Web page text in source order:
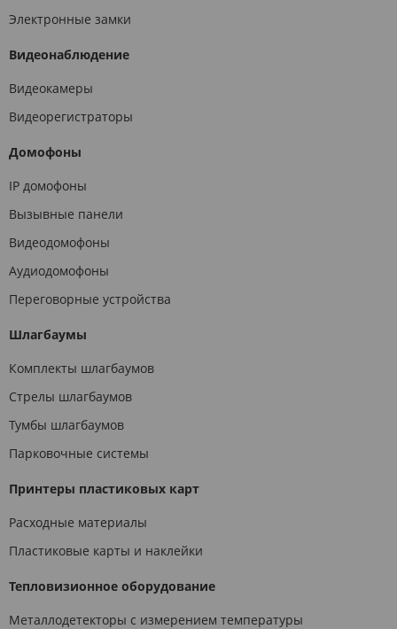
Электронные замки
Видеонаблюдение
Видеокамеры
Видеорегистраторы
Домофоны
IP домофоны
Вызывные панели
Видеодомофоны
Аудиодомофоны
Переговорные устройства
Шлагбаумы
Комплекты шлагбаумов
Стрелы шлагбаумов
Тумбы шлагбаумов
Парковочные системы
Принтеры пластиковых карт
Расходные материалы
Пластиковые карты и наклейки
Тепловизионное оборудование
Металлодетекторы с измерением температуры